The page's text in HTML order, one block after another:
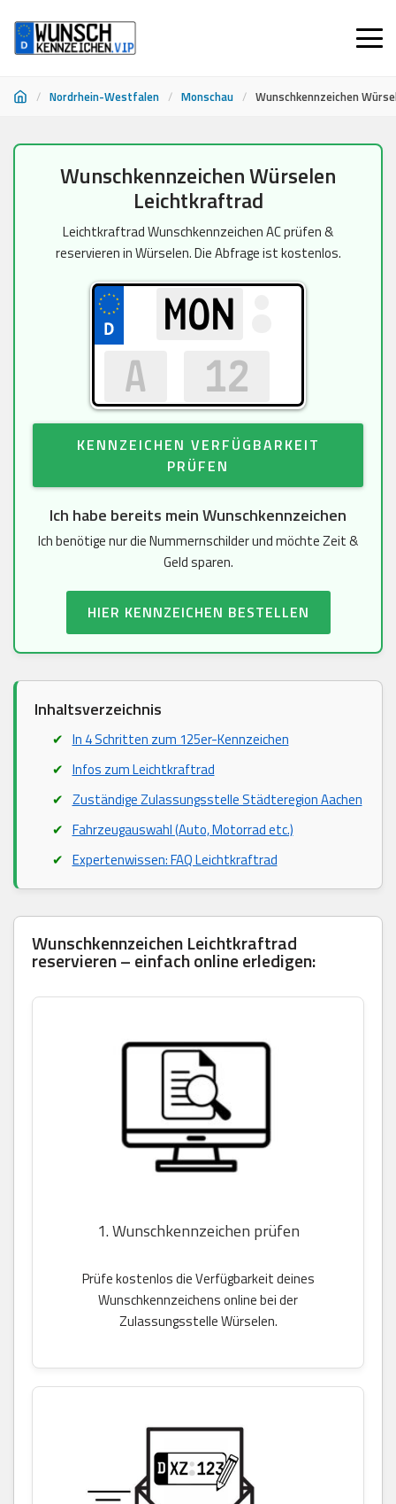
/ Nordrhein-Westfalen / Monschau / Wunschkennzeichen
Wunschkennzeichen Würselen
Leichtkraftrad
Leichtkraftrad Wunschkennzeichen AC prüfen &
reservieren in Würselen. Die Abfrage ist kostenlos.
KENNZEICHEN VERFÜGBARKEIT
PRÜFEN
Ich habe bereits mein Wunschkennzeichen
Ich benötige nur die Nummernschilder und möchte Zeit &
Geld sparen.
HIER KENNZEICHEN BESTELLEN
Inhaltsverzeichnis
In 4 Schritten zum 125er-Kennzeichen
Infos zum Leichtkraftrad
Zuständige Zulassungsstelle Städteregion Aachen
Fahrzeugauswahl (Auto, Motorrad etc.)
Expertenwissen: FAQ Leichtkraftrad
Wunschkennzeichen Leichtkraftrad
reservieren – einfach online erledigen:
1. Wunschkennzeichen prüfen
Prüfe kostenlos die Verfügbarkeit deines
Wunschkennzeichens online bei der
Zulassungsstelle Würselen.